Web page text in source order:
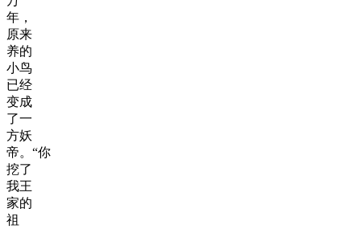
年，
原来
养的
小鸟
已经
变成
了一
方妖
帝。“你
挖了
我王
家的
祖